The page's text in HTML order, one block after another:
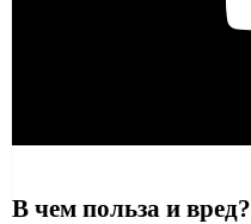
В чем польза и вред?